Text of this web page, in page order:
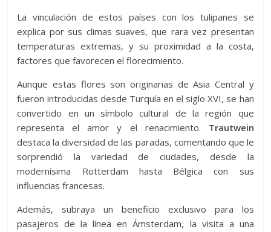
La vinculación de estos países con los tulipanes se
explica por sus climas suaves, que rara vez presentan
temperaturas extremas, y su proximidad a la costa,
factores que favorecen el florecimiento.
Aunque estas flores son originarias de Asia Central y
fueron introducidas desde Turquía en el siglo XVI, se han
convertido en un símbolo cultural de la región que
representa el amor y el renacimiento. Trautwein
destaca la diversidad de las paradas, comentando que le
sorprendió la variedad de ciudades, desde la
modernísima Rotterdam hasta Bélgica con sus
influencias francesas.
Además, subraya un beneficio exclusivo para los
pasajeros de la línea en Ámsterdam, la visita a una